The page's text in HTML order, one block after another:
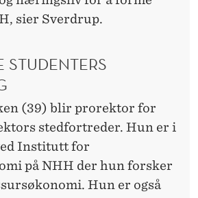
sier Sverdrup.
(39) blir prorektor for
stedfortreder. Hun er i
Institutt for
på NHH der hun forsker
Hun er også